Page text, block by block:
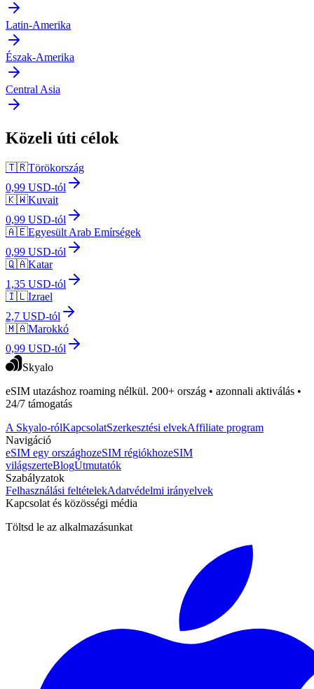
Latin-Amerika
Észak-Amerika
Central Asia
Közeli úti célok
🇹🇷Törökország
0,99 USD-tól
🇰🇼Kuvait
0,99 USD-tól
🇦🇪Egyesült Arab Emírségek
0,99 USD-tól
🇶🇦Katar
1,35 USD-tól
🇮🇱Izrael
2,7 USD-tól
🇲🇦Marokkó
0,99 USD-tól
Skyalo
eSIM utazáshoz roaming nélkül. 200+ ország • azonnali aktiválás •
24/7 támogatás
A Skyalo-rólKapcsolatSzerkesztési elvekAffiliate program
Navigáció
eSIM egy országhozeSIM régiókhozeSIM
világszerteBlogÚtmutatók
Szabályzatok
Felhasználási feltételekAdatvédelmi irányelvek
Kapcsolat és közösségi média
Töltsd le az alkalmazásunkat